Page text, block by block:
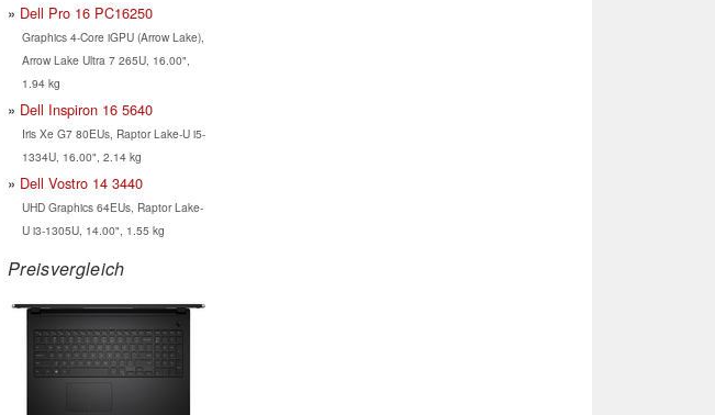
Dell Pro 16 PC16250
Graphics 4-Core iGPU (Arrow Lake),
Arrow Lake Ultra 7 265U, 16.00",
1.94 kg
Dell Inspiron 16 5640
Iris Xe G7 80EUs, Raptor Lake-U i5-
1334U, 16.00", 2.14 kg
Dell Vostro 14 3440
UHD Graphics 64EUs, Raptor Lake-
U i3-1305U, 14.00", 1.55 kg
Preisvergleich